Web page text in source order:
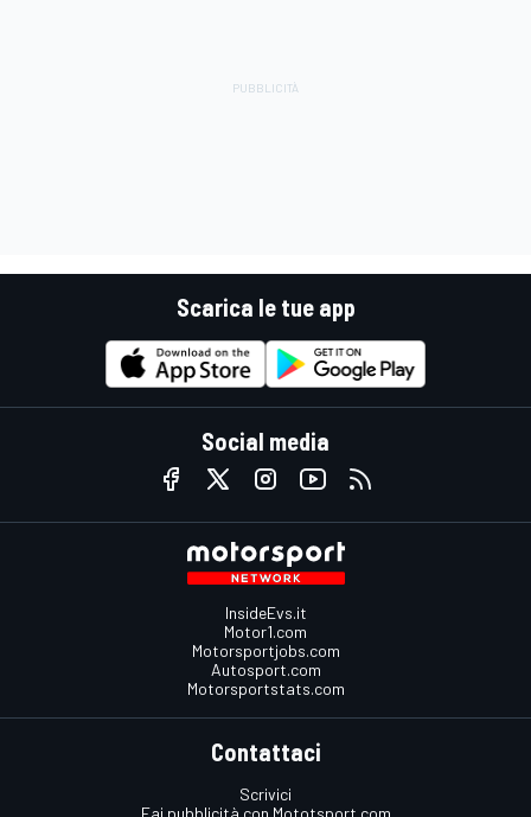
Scarica le tue app
Social media
InsideEvs.it
Motor1.com
Motorsportjobs.com
Autosport.com
Motorsportstats.com
Contattaci
Scrivici
Fai pubblicità con Mototsport.com